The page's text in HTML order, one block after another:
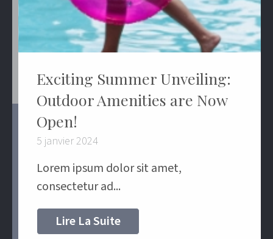
Exciting Summer Unveiling:
Outdoor Amenities are Now
Open!
5 janvier 2024
Lorem ipsum dolor sit amet,
consectetur ad...
Lire La Suite